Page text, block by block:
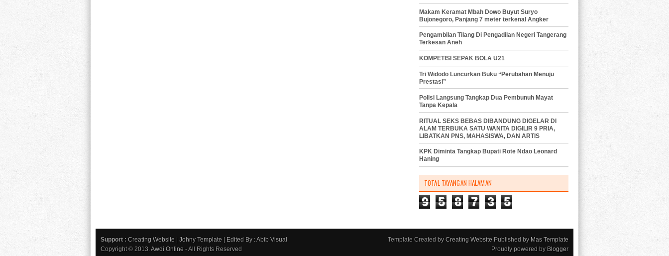
Makam Keramat Mbah Dowo Buyut Suryo
Bujonegoro, Panjang 7 meter terkenal Angker
Pengambilan Tilang Di Pengadilan Negeri Tangerang
Terkesan Aneh
KOMPETISI SEPAK BOLA U21
Tri Widodo Luncurkan Buku “Perubahan Menuju
Prestasi”
Polisi Langsung Tangkap Dua Pembunuh Mayat
Tanpa Kepala
RITUAL SEKS BEBAS DIBANDUNG DIGELAR DI
ALAM TERBUKA SATU WANITA DIGILIR 9 PRIA,
LIBATKAN PNS, MAHASISWA, DAN ARTIS
KPK Diminta Tangkap Bupati Rote Ndao Leonard
Haning
TOTAL TAYANGAN HALAMAN
9 5 8 7 3 5
Support : Creating Website | Johny Template | Edited By : Abib Visual
Copyright © 2013. Awdi Online - All Rights Reserved
Template Created by Creating Website Published by Mas Template
Proudly powered by Blogger